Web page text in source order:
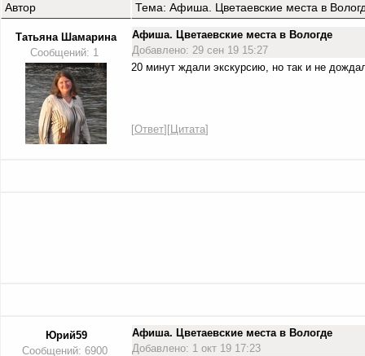
Автор Тема: Афиша. Цветаевские места в
Татьяна Шамарина
Сообщений: 1
Афиша. Цветаевские места в Вологде
Добавлено: 29 сен 19 15:27
20 минут ждали экскурсию, но так и не
[Ответ][Цитата]
Юрий59
Сообщений: 6900
Афиша. Цветаевские места в Вологде
Добавлено: 1 окт 19 17:23